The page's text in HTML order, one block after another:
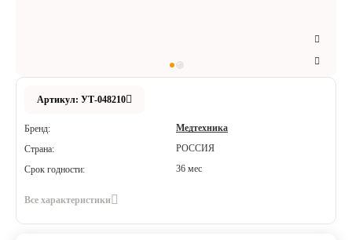
Артикул: УТ-048210
Бренд:
Медтехника
Страна:
РОССИЯ
Срок годности:
36 мес
Все характеристики